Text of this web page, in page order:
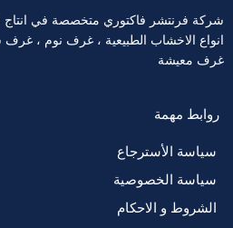
شركة فرنتشر فاكتوري متخصصة في انتاج
انواع الاخشاب الطبيعية ، غرف نوم ،
غرف معيشة
روابط مهمة
سياسة الأسترجاع
سياسة الخصوصية
الشروط و الاحكام